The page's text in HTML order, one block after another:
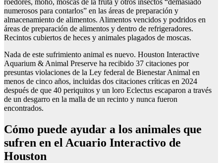
numerosos para contarlos” en las áreas de preparación y
almacenamiento de alimentos. Alimentos vencidos y podridos en
áreas de preparación de alimentos y dentro de refrigeradores.
Recintos cubiertos de heces y animales plagados de moscas.
Nada de este sufrimiento animal es nuevo. Houston Interactive
Aquarium & Animal Preserve ha recibido 37 citaciones por
presuntas violaciones de la Ley federal de Bienestar Animal en
menos de cinco años, incluidas dos citaciones críticas en 2024
después de que 40 periquitos y un loro Eclectus escaparon a través
de un desgarro en la malla de un recinto y nunca fueron
encontrados.
Cómo puede ayudar a los animales que
sufren en el Acuario Interactivo de
Houston